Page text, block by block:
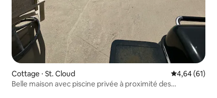
Cottage ⋅ St. Cloud Évaluation
4,64 (61)
Belle maison avec piscine privée à proximité des